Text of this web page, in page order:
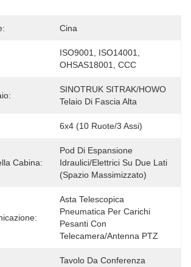
Cina
ISO9001, ISO14001,
OHSAS18001, CCC
SINOTRUK SITRAK/HOWO
Telaio Di Fascia Alta
6x4 (10 Ruote/3 Assi)
Cabina:
Pod Di Espansione
Idraulici/elettrici Su Due Lati
(spazio Massimizzato)
Asta Telescopica
Pneumatica Per Carichi
Pesanti Con
Telecamera/antenna PTZ
Tavolo Da Conferenza